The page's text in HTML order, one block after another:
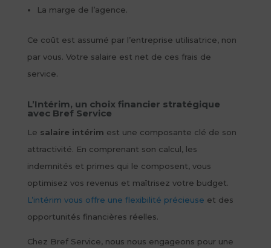
La marge de l’agence.
Ce coût est assumé par l’entreprise utilisatrice, non
par vous. Votre salaire est net de ces frais de
service.
L’Intérim, un choix financier stratégique
avec Bref Service
Le salaire intérim est une composante clé de son
attractivité. En comprenant son calcul, les
indemnités et primes qui le composent, vous
optimisez vos revenus et maîtrisez votre budget.
L’intérim vous offre une flexibilité précieuse et des
opportunités financières réelles.
Chez Bref Service, nous nous engageons pour une